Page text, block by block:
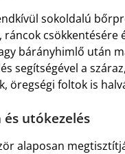
sokoldalú
csökkentésére
bárányhimlő után
segítségével a
öregségi foltok is
utókezelés
alaposan